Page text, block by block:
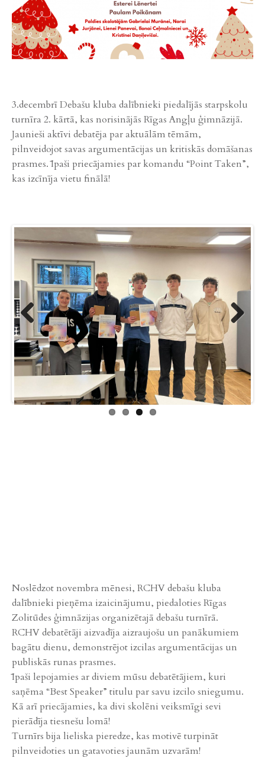
3.decembrī Debašu kluba dalībnieki piedalījās starpskolu
turnīra 2. kārtā, kas norisinājās Rīgas Angļu ģimnāzijā.
Jaunieši aktīvi debatēja par aktuālām tēmām,
pilnveidojot savas argumentācijas un kritiskās domāšanas
prasmes. Īpaši priecājamies par komandu “Point Taken”,
kas izcīnīja vietu finālā!
Previ
ous
Next
Noslēdzot novembra mēnesi, RCHV debašu kluba
dalībnieki pieņēma izaicinājumu, piedaloties Rīgas
Zolitūdes ģimnāzijas organizētajā debašu turnīrā.
RCHV debatētāji aizvadīja aizraujošu un panākumiem
bagātu dienu, demonstrējot izcilas argumentācijas un
publiskās runas prasmes.
Īpaši lepojamies ar diviem mūsu debatētājiem, kuri
saņēma “Best Speaker” titulu par savu izcilo sniegumu.
Kā arī priecājamies, ka divi skolēni veiksmīgi sevi
pierādīja tiesnešu lomā!
Turnīrs bija lieliska pieredze, kas motivē turpināt
pilnveidoties un gatavoties jaunām uzvarām!